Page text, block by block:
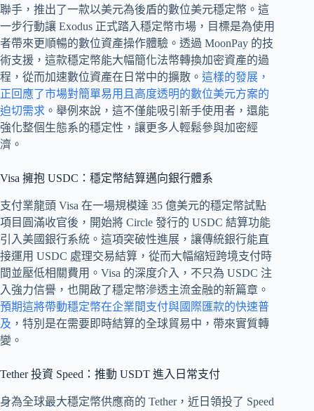
聯手，推出了一款以美元為後盾的數位美元穩定幣。這
一步行動讓 Exodus 正式踏入穩定幣市場，目標是為使用
者帶來更順暢的數位資產操作體驗。透過 MoonPay 的技
術支援，這款穩定幣能大幅簡化法幣轉換加密資產的過
程，從而加速數位資產在日常中的擴散。 這樣的發展，
正回應了市場對簡單易用且高度透明的數位美元方案的
迫切需求 。舉例來說，這不僅能吸引新手使用者，還能
強化整個生態系的穩定性，讓更多人輕鬆參與加密經
濟。
Visa 擁抱 USDC：穩定幣結算邁向銀行體系
支付業龍頭 Visa 在一場規模達 35 億美元的穩定幣試點
項目圓滿收官後，開始將 Circle 發行的 USDC 結算功能
引入美國銀行系統。這項突破性進展，讓傳統銀行能直
接運用 USDC 處理交易結算，從而大幅縮短跨境支付時
間並壓低相關費用。Visa 的深度介入，不只為 USDC 注
入強力信譽，也開啟了穩定幣滲透主流金融的新篇章。
預期這將帶動穩定幣在企業間支付與國際匯款的快速普
及 ，特別是在需要即時結算的全球貿易中，帶來實質轉
變。
Tether 投資 Speed：推動 USDT 進入日常支付
身為全球最大穩定幣供應商的 Tether，近日領投了 Speed